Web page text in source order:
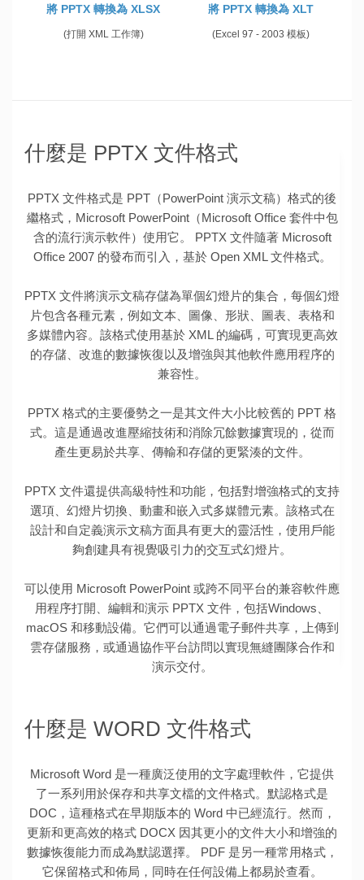
將 PPTX 轉換為 XLSX
(打開 XML 工作簿)
將 PPTX 轉換為 XLT
(Excel 97 - 2003 模板)
什麼是 PPTX 文件格式
PPTX 文件格式是 PPT（PowerPoint 演示文稿）格式的後
繼格式，Microsoft PowerPoint（Microsoft Office 套件中包
含的流行演示軟件）使用它。 PPTX 文件隨著 Microsoft
Office 2007 的發布而引入，基於 Open XML 文件格式。
PPTX 文件將演示文稿存儲為單個幻燈片的集合，每個幻燈
片包含各種元素，例如文本、圖像、形狀、圖表、表格和
多媒體內容。該格式使用基於 XML 的編碼，可實現更高效
的存儲、改進的數據恢復以及增強與其他軟件應用程序的
兼容性。
PPTX 格式的主要優勢之一是其文件大小比較舊的 PPT 格
式。這是通過改進壓縮技術和消除冗餘數據實現的，從而
產生更易於共享、傳輸和存儲的更緊湊的文件。
PPTX 文件還提供高級特性和功能，包括對增強格式的支持
選項、幻燈片切換、動畫和嵌入式多媒體元素。該格式在
設計和自定義演示文稿方面具有更大的靈活性，使用戶能
夠創建具有視覺吸引力的交互式幻燈片。
可以使用 Microsoft PowerPoint 或跨不同平台的兼容軟件應
用程序打開、編輯和演示 PPTX 文件，包括Windows、
macOS 和移動設備。它們可以通過電子郵件共享，上傳到
雲存儲服務，或通過協作平台訪問以實現無縫團隊合作和
演示交付。
什麼是 WORD 文件格式
Microsoft Word 是一種廣泛使用的文字處理軟件，它提供
了一系列用於保存和共享文檔的文件格式。默認格式是
DOC，這種格式在早期版本的 Word 中已經流行。然而，
更新和更高效的格式 DOCX 因其更小的文件大小和增強的
數據恢復能力而成為默認選擇。 PDF 是另一種常用格式，
它保留格式和佈局，同時在任何設備上都易於查看。